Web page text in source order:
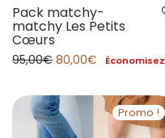
Pack matchy-
matchy Les Petits
Cœurs
95,00€ 80,00€ Économisez
Promo !